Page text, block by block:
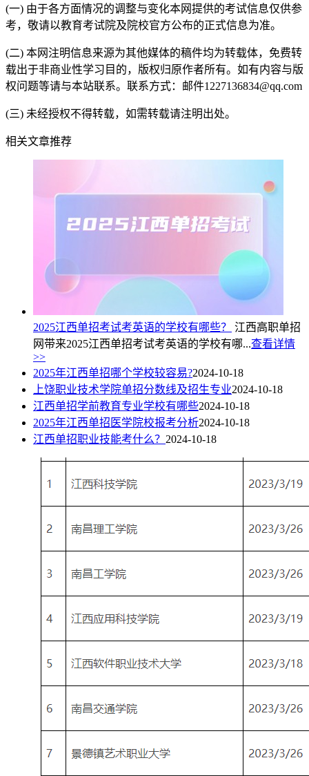
(一) 由于各方面情况的调整与变化本网提供的考试信息仅供参
考，敬请以教育考试院及院校官方公布的正式信息为准。
(二) 本网注明信息来源为其他媒体的稿件均为转载体，免费转
载出于非商业性学习目的，版权归原作者所有。如有内容与版
权问题等请与本站联系。联系方式：邮件1227136834@qq.com
(三) 未经授权不得转载，如需转载请注明出处。
相关文章推荐
2025江西单招考试考英语的学校有哪些？
江西高职单招
网带来2025江西单招考试考英语的学校有哪...查看详情
>>
2025年江西单招哪个学校较容易?2024-10-18
上饶职业技术学院单招分数线及招生专业2024-10-18
江西单招学前教育专业学校有哪些2024-10-18
2025年江西单招医学院校报考分析2024-10-18
江西单招职业技能考什么？ 2024-10-18